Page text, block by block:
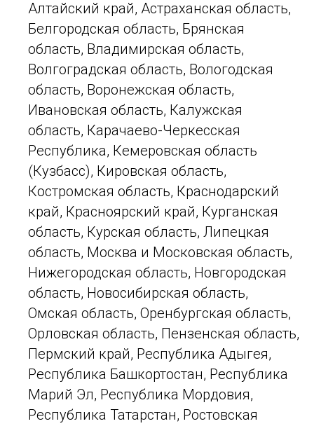
Алтайский край, Астраханская область,
Белгородская область, Брянская
область, Владимирская область,
Волгоградская область, Вологодская
область, Воронежская область,
Ивановская область, Калужская
область, Карачаево-Черкесская
Республика, Кемеровская область
(Кузбасс), Кировская область,
Костромская область, Краснодарский
край, Красноярский край, Курганская
область, Курская область, Липецкая
область, Москва и Московская область,
Нижегородская область, Новгородская
область, Новосибирская область,
Омская область, Оренбургская область,
Орловская область, Пензенская область,
Пермский край, Республика Адыгея,
Республика Башкортостан, Республика
Марий Эл, Республика Мордовия,
Республика Татарстан, Ростовская